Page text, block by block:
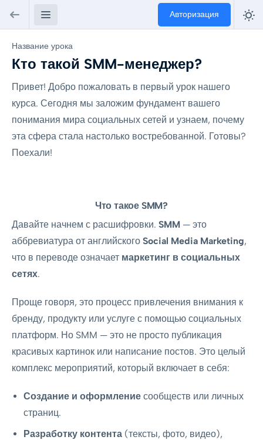
Авторизация
Название урока
Кто такой SMM-менеджер?
Привет! Добро пожаловать в первый урок нашего
курса. Сегодня мы заложим фундамент вашего
понимания мира социальных сетей и узнаем, почему
эта сфера стала настолько востребованной. Готовы?
Поехали!
Что такое SMM?
Давайте начнем с расшифровки. SMM — это
аббревиатура от английского Social Media Marketing,
что в переводе означает маркетинг в социальных
сетях.
Проще говоря, это процесс привлечения внимания к
бренду, продукту или услуге с помощью социальных
платформ. Но SMM — это не просто публикация
красивых картинок или написание постов. Это целый
комплекс мероприятий, который включает в себя:
Создание и оформление сообществ или личных
страниц.
Разработку контента (тексты, фото, видео),